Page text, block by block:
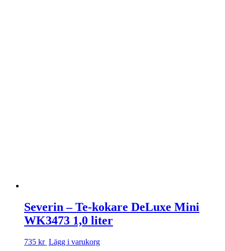
Severin – Te-kokare DeLuxe Mini
WK3473 1,0 liter
735 kr Lägg i varukorg